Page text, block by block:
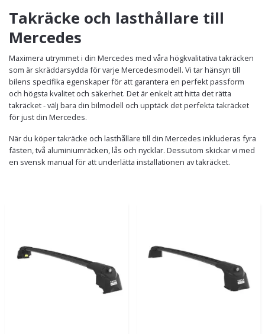
Takräcke och lasthållare till
Mercedes
Maximera utrymmet i din Mercedes med våra högkvalitativa takräcken
som är skräddarsydda för varje Mercedesmodell. Vi tar hänsyn till
bilens specifika egenskaper för att garantera en perfekt passform
och högsta kvalitet och säkerhet. Det är enkelt att hitta det rätta
takräcket - välj bara din bilmodell och upptäck det perfekta takräcket
för just din Mercedes.
När du köper takräcke och lasthållare till din Mercedes inkluderas fyra
fästen, två aluminiumräcken, lås och nycklar. Dessutom skickar vi med
en svensk manual för att underlätta installationen av takräcket.